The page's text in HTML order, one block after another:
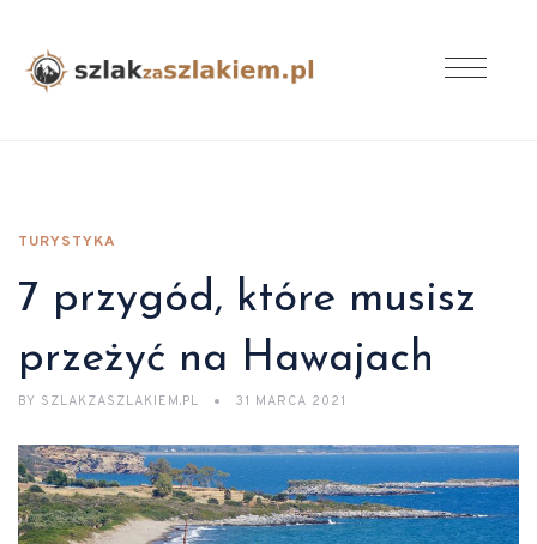
TURYSTYKA
7 przygód, które musisz
przeżyć na Hawajach
BY SZLAKZASZLAKIEM.PL 31 MARCA 2021